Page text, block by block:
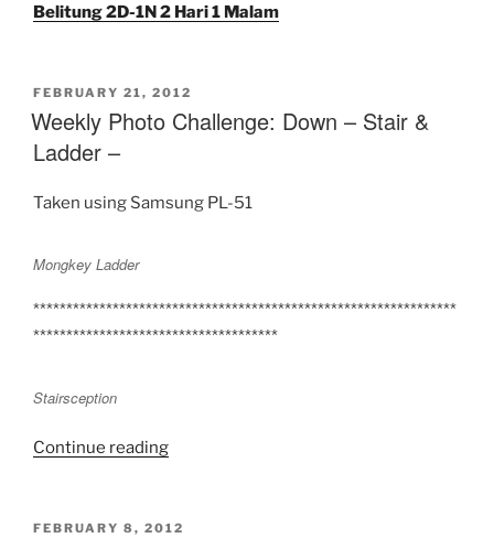
Belitung 2D-1N 2 Hari 1 Malam
POSTED
ON
FEBRUARY 21, 2012
Weekly Photo Challenge: Down – Stair &
Ladder –
Taken using Samsung PL-51
Mongkey Ladder
****************************************************************
*************************************
Stairsception
Continue reading“Weekly
Down
POSTED
FEBRUARY 8, 2012